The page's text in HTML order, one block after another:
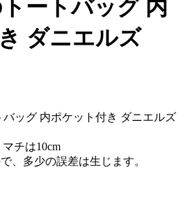
ートバッグ 内
ダニエルズ
ッグ 内ポケット付き ダニエルズ
マチは10cm
、多少の誤差は生じます。